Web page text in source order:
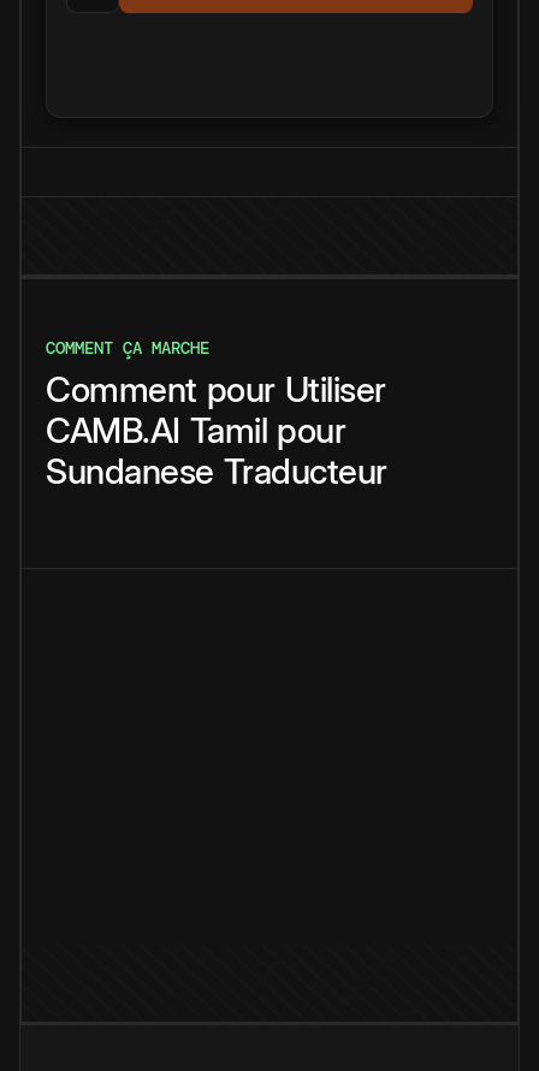
COMMENT ÇA MARCHE
Comment pour Utiliser
CAMB.AI Tamil pour
Sundanese Traducteur